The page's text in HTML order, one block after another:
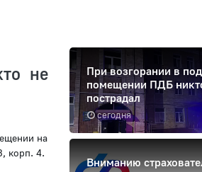
не
на
корп. 4.
сегодня
При возгорании в
помещении ПДБ
пострадал
Вниманию